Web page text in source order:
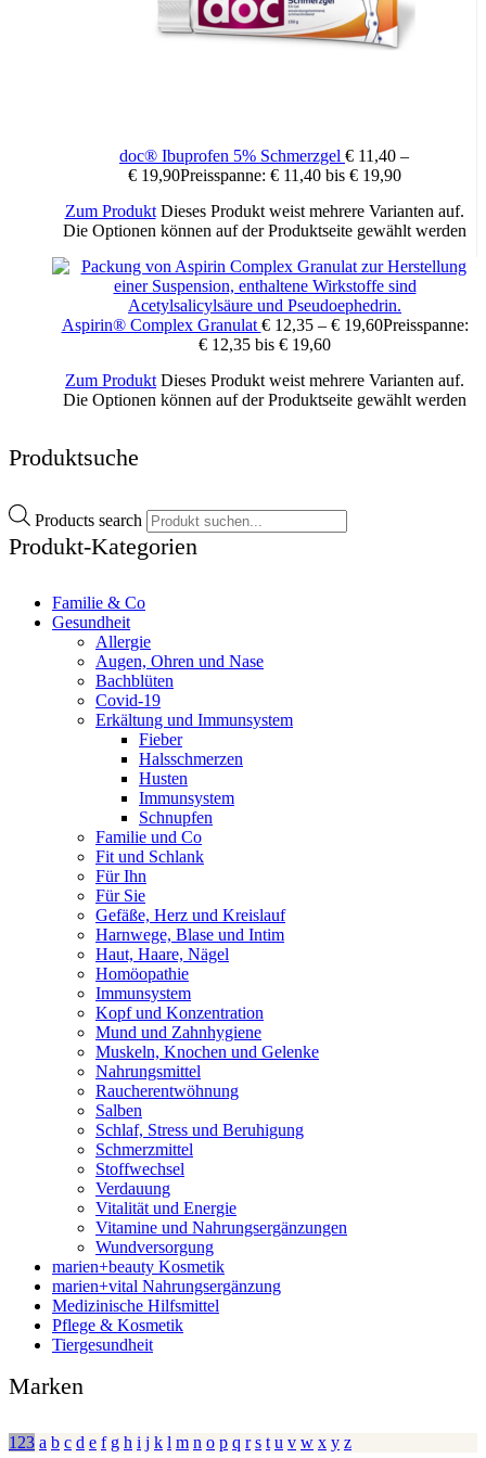
Kinder unerreichbar aufbewahren.
Zusätzliche Informationen
Packungsinhalt: 20 Stück, 40 Stück
doc® Ibuprofen 5% Schmerzgel € 11,40 –
€19,90Preisspanne: € 11,40 bis € 19,90
Zum Produkt Dieses Produkt weist mehrere Varianten auf.
Die Optionen können auf der Produktseite gewählt werden
Aspirin® Complex Granulat €12,35 – €19,60Preisspanne:
€ 12,35 bis € 19,60
Zum Produkt Dieses Produkt weist mehrere Varianten auf.
Die Optionen können auf der Produktseite gewählt werden
Produktsuche
Products search
Produkt-Kategorien
Familie & Co
Gesundheit
Allergie
Augen, Ohren und Nase
Bachblüten
Covid-19
Erkältung und Immunsystem
Fieber
Halsschmerzen
Husten
Immunsystem
Schnupfen
Familie und Co
Fit und Schlank
Für Ihn
Für Sie
Gefäße, Herz und Kreislauf
Harnwege, Blase und Intim
Haut, Haare, Nägel
Homöopathie
Immunsystem
Kopf und Konzentration
Mund und Zahnhygiene
Muskeln, Knochen und Gelenke
Nahrungsmittel
Raucherentwöhnung
Salben
Schlaf, Stress und Beruhigung
Schmerzmittel
Stoffwechsel
Verdauung
Vitalität und Energie
Vitamine und Nahrungsergänzungen
Wundversorgung
marien+beauty Kosmetik
marien+vital Nahrungsergänzung
Medizinische Hilfsmittel
Pflege & Kosmetik
Tiergesundheit
Marken
123 a b c d e f g h i j k l m n o p q r s t u v w x y z